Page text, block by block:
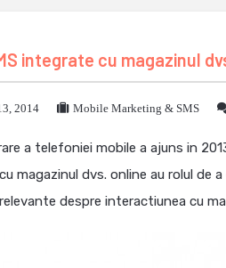
integrate cu magazinul
2014 Mobile Marketing & SMS
a telefoniei mobile a ajuns in
magazinul dvs. online au rolul
despre interactiunea cu